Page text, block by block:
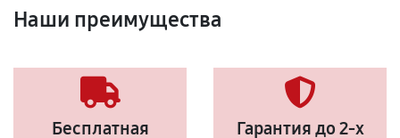
Наши преимущества
Бесплатная
Гарантия до 2-х